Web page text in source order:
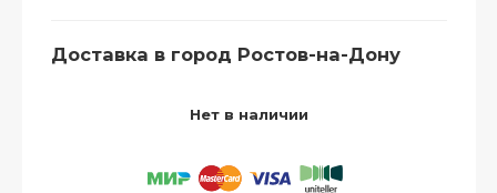
Доставка в город Ростов-на-Дону
Нет в наличии